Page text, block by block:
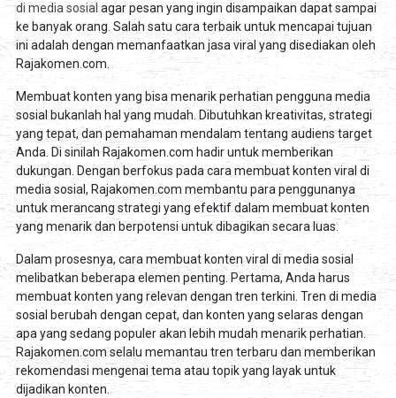
di media sosial agar pesan yang ingin disampaikan dapat sampai
ke banyak orang. Salah satu cara terbaik untuk mencapai tujuan
ini adalah dengan memanfaatkan jasa viral yang disediakan oleh
Rajakomen.com.
Membuat konten yang bisa menarik perhatian pengguna media
sosial bukanlah hal yang mudah. Dibutuhkan kreativitas, strategi
yang tepat, dan pemahaman mendalam tentang audiens target
Anda. Di sinilah Rajakomen.com hadir untuk memberikan
dukungan. Dengan berfokus pada cara membuat konten viral di
media sosial, Rajakomen.com membantu para penggunanya
untuk merancang strategi yang efektif dalam membuat konten
yang menarik dan berpotensi untuk dibagikan secara luas.
Dalam prosesnya, cara membuat konten viral di media sosial
melibatkan beberapa elemen penting. Pertama, Anda harus
membuat konten yang relevan dengan tren terkini. Tren di media
sosial berubah dengan cepat, dan konten yang selaras dengan
apa yang sedang populer akan lebih mudah menarik perhatian.
Rajakomen.com selalu memantau tren terbaru dan memberikan
rekomendasi mengenai tema atau topik yang layak untuk
dijadikan konten.